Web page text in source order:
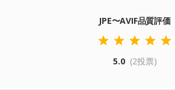
JPE〜AVIF品質評価
5.0 (2投票)